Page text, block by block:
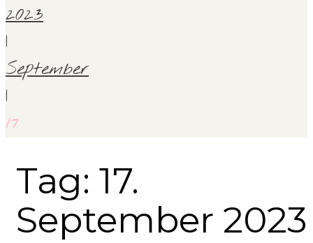
2023
|
September
|
17
Tag: 17.
September 2023